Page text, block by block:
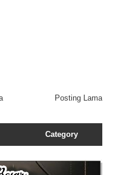
Posting Lama
Category